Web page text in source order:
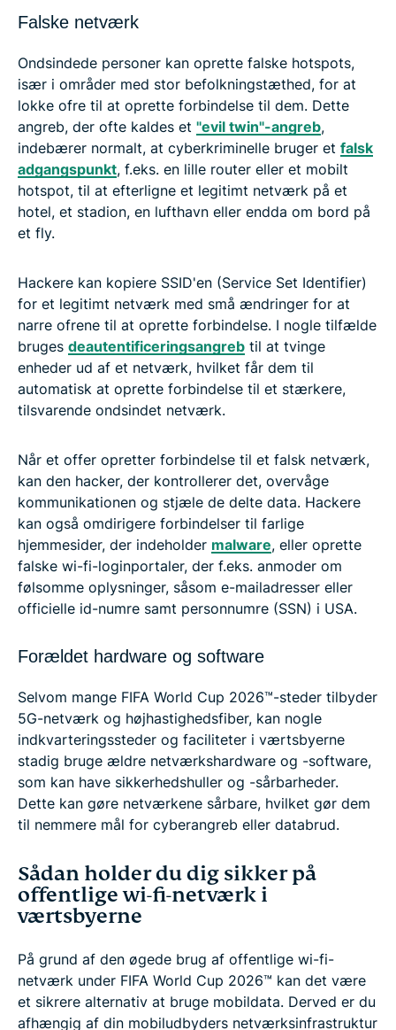
Falske netværk
Ondsindede personer kan oprette falske hotspots,
især i områder med stor befolkningstæthed, for at
lokke ofre til at oprette forbindelse til dem. Dette
angreb, der ofte kaldes et "evil twin"-angreb,
indebærer normalt, at cyberkriminelle bruger et falsk
adgangspunkt, f.eks. en lille router eller et mobilt
hotspot, til at efterligne et legitimt netværk på et
hotel, et stadion, en lufthavn eller endda om bord på
et fly.
Hackere kan kopiere SSID'en (Service Set Identifier)
for et legitimt netværk med små ændringer for at
narre ofrene til at oprette forbindelse. I nogle tilfælde
bruges deautentificeringsangreb til at tvinge
enheder ud af et netværk, hvilket får dem til
automatisk at oprette forbindelse til et stærkere,
tilsvarende ondsindet netværk.
Når et offer opretter forbindelse til et falsk netværk,
kan den hacker, der kontrollerer det, overvåge
kommunikationen og stjæle de delte data. Hackere
kan også omdirigere forbindelser til farlige
hjemmesider, der indeholder malware, eller oprette
falske wi-fi-loginportaler, der f.eks. anmoder om
følsomme oplysninger, såsom e-mailadresser eller
officielle id-numre samt personnumre (SSN) i USA.
Forældet hardware og software
Selvom mange FIFA World Cup 2026™-steder tilbyder
5G-netværk og højhastighedsfiber, kan nogle
indkvarteringssteder og faciliteter i værtsbyerne
stadig bruge ældre netværkshardware og -software,
som kan have sikkerhedshuller og -sårbarheder.
Dette kan gøre netværkene sårbare, hvilket gør dem
til nemmere mål for cyberangreb eller databrud.
Sådan holder du dig sikker på
offentlige wi-fi-netværk i
værtsbyerne
På grund af den øgede brug af offentlige wi-fi-
netværk under FIFA World Cup 2026™ kan det være
et sikrere alternativ at bruge mobildata. Derved er du
afhængig af din mobiludbyders netværksinfrastruktur